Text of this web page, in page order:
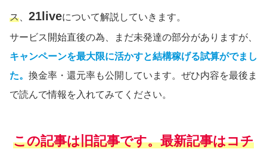
ス 21liveについて解説していきます。
サービス開始直後の為、まだ未発達の部分がありますが、
キャンペーンを最大限に活かすと結構稼げる試算がでまし
た。 換金率・還元率も公開しています。ぜひ内容を最後ま
で読んで情報を入れてみてください。
この記事は旧記事です。最新記事はコチ